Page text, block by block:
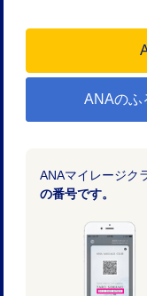
ANAのふ
ANAマイレージク
の番号です。